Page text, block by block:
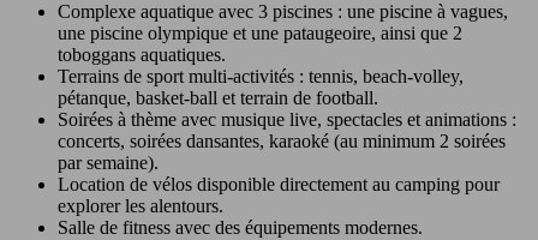
Complexe aquatique avec 3 piscines : une piscine à vagues,
une piscine olympique et une pataugeoire, ainsi que 2
toboggans aquatiques.
Terrains de sport multi-activités : tennis, beach-volley,
pétanque, basket-ball et terrain de football.
Soirées à thème avec musique live, spectacles et animations :
concerts, soirées dansantes, karaoké (au minimum 2 soirées
par semaine).
Location de vélos disponible directement au camping pour
explorer les alentours.
Salle de fitness avec des équipements modernes.